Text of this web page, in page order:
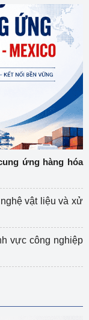
ứng hàng hóa
vật liệu và xử
vực công nghiệp